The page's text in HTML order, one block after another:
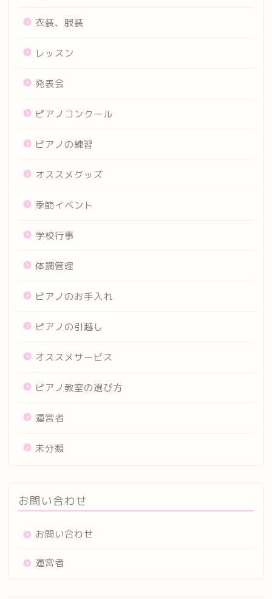
衣装、服装
レッスン
発表会
ピアノコンクール
ピアノの練習
オススメグッズ
季節イベント
学校行事
体調管理
ピアノのお手入れ
ピアノの引越し
オススメサービス
ピアノ教室の選び方
運営者
未分類
お問い合わせ
お問い合わせ
運営者